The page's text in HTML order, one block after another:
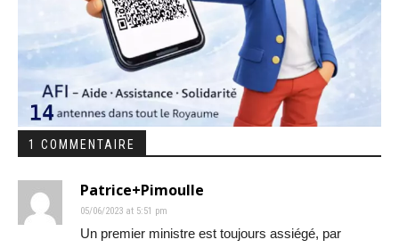
1 COMMENTAIRE
Patrice+Pimoulle
05/06/2023 at 5:51 pm
Un premier ministre est toujours assiégé, par